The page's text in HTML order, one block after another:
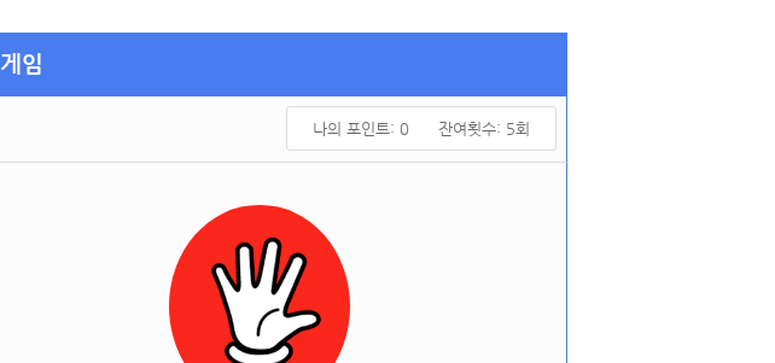
임
나의 포인트: 0 잔여횟수: 5회